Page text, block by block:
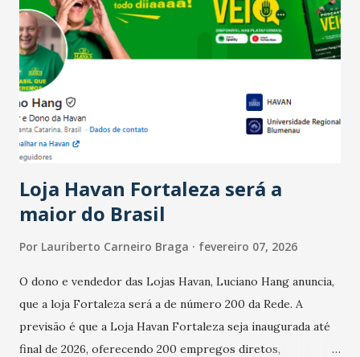
país tem a menor taxa de desemprego dos anos recentes.
Ainda segundo a Pesquisa, em novembro de 2025, 40% dos
bares e restaurantes operaram com lucro e outros 40%
registraram equilíbrio financeiro. Já o percentual de
estabelecimentos no prejuízo ficou em 19%, pouco abaixo
do observado no mês anterior. Outros 1% não existiam em
novembro. Em relação a outubro, o faturamento também
cresceu. De acordo com a pesquisa, 44% dos n...
Loja Havan Fortaleza será a
maior do Brasil
Por Lauriberto Carneiro Braga fevereiro 07, 2026
O dono e vendedor das Lojas Havan, Luciano Hang anuncia,
que a loja Fortaleza será a de número 200 da Rede. A
previsão é que a Loja Havan Fortaleza seja inaugurada até
final de 2026, oferecendo 200 empregos diretos,